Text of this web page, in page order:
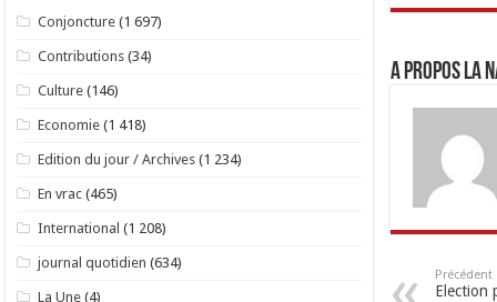
A propos LA
Précédent
Election
Conjoncture (1 697)
Contributions (34)
Culture (146)
Economie (1 418)
Edition du jour / Archives (1 234)
En vrac (465)
International (1 208)
journal quotidien (634)
La Une (4)